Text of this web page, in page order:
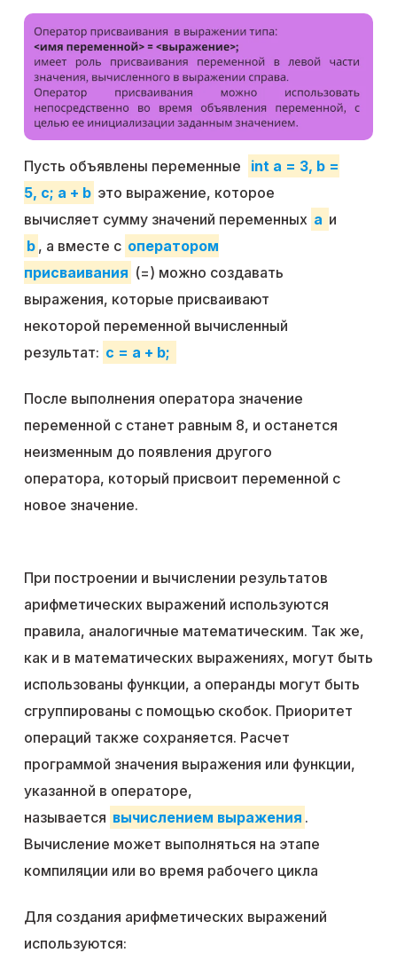
Пусть объявлены переменные
int a = 3, b =
5, c; a + b это выражение, которое
вычисляет сумму значений переменных a и
b , а вместе с оператором
присваивания (=) можно создавать
выражения, которые присваивают
некоторой переменной вычисленный
результат: c = a + b;
После выполнения оператора значение
переменной c станет равным 8, и останется
неизменным до появления другого
оператора, который присвоит переменной c
новое значение.
При построении и вычислении результатов
арифметических выражений используются
правила, аналогичные математическим. Так же,
как и в математических выражениях, могут быть
использованы функции, а операнды могут быть
сгруппированы с помощью скобок. Приоритет
операций также сохраняется. Расчет
программой значения выражения или функции,
указанной в операторе,
называется вычислением выражения .
Вычисление может выполняться на этапе
компиляции или во время рабочего цикла
Для создания арифметических выражений
используются: